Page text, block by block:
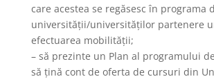
care acestea se regăsesc în programa
universității/universităților partenere
efectuarea mobilității;
– să prezinte un Plan al programului
să țină cont de oferta de cursuri din